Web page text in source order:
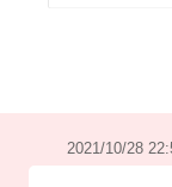
2021/10/28